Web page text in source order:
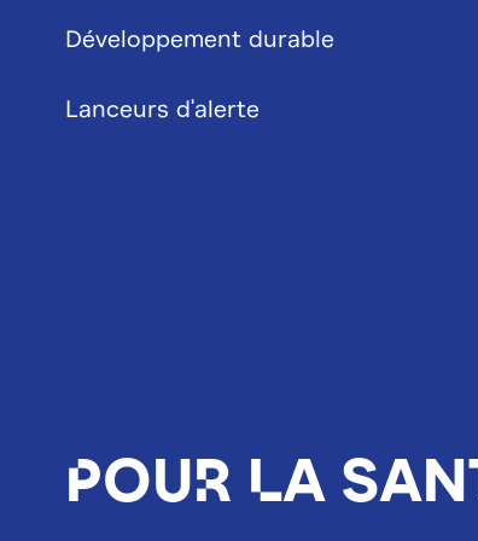
Développement durable
Lanceurs d'alerte
Pour la